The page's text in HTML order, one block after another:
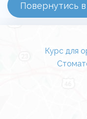
Повернутись
Курс для